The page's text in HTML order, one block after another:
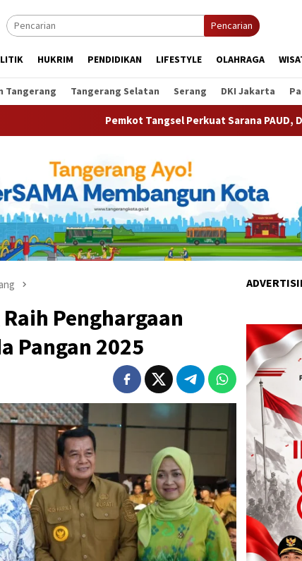
Pencarian
HUKRIM PENDIDIKAN LIFESTYLE OLAHRAGA
Tangerang Tangerang Selatan Serang DKI Jakarta
Pemkot Tangsel Perkuat Sarana PAUD, Dorong Partisipasi
Penghargaan
Pangan 2025